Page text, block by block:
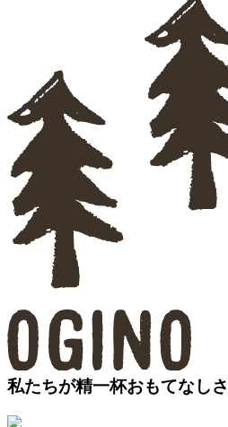
私たちが精一杯おもてなし